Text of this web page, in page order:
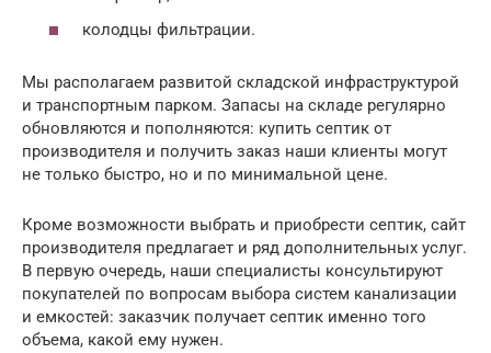
колодцы фильтрации.
Мы располагаем развитой складской инфраструктурой
и транспортным парком. Запасы на складе регулярно
обновляются и пополняются: купить септик от
производителя и получить заказ наши клиенты могут
не только быстро, но и по минимальной цене.
Кроме возможности выбрать и приобрести септик, сайт
производителя предлагает и ряд дополнительных услуг.
В первую очередь, наши специалисты консультируют
покупателей по вопросам выбора систем канализации
и емкостей: заказчик получает септик именно того
объема, какой ему нужен.